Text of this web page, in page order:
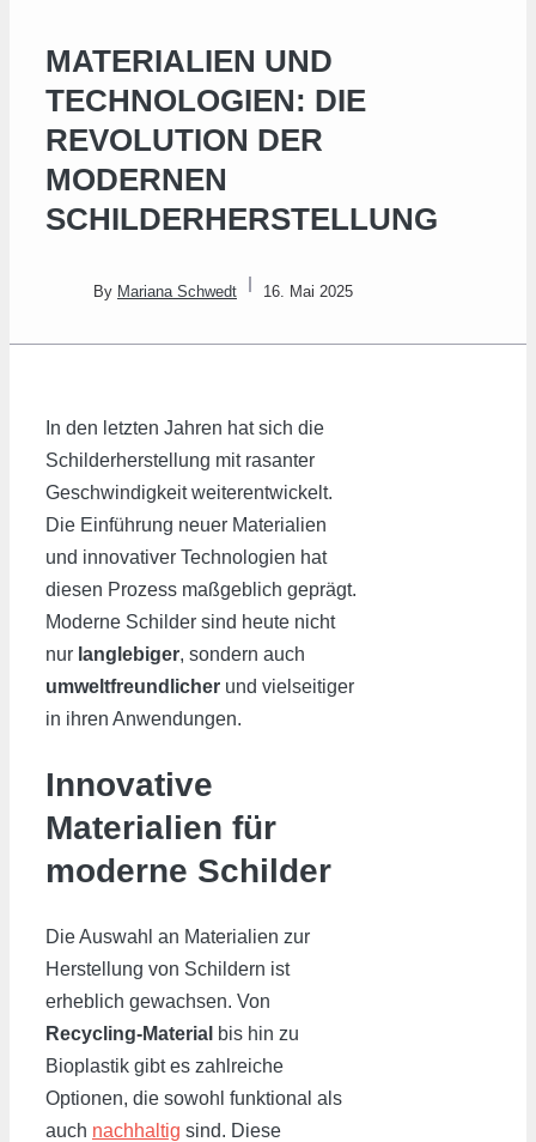
MATERIALIEN UND
TECHNOLOGIEN: DIE
REVOLUTION DER
MODERNEN
SCHILDERHERSTELLUNG
By Mariana Schwedt 16. Mai 2025
In den letzten Jahren hat sich die
Schilderherstellung mit rasanter
Geschwindigkeit weiterentwickelt.
Die Einführung neuer Materialien
und innovativer Technologien hat
diesen Prozess maßgeblich geprägt.
Moderne Schilder sind heute nicht
nur langlebiger, sondern auch
umweltfreundlicher und vielseitiger
in ihren Anwendungen.
Innovative
Materialien für
moderne Schilder
Die Auswahl an Materialien zur
Herstellung von Schildern ist
erheblich gewachsen. Von
Recycling-Material bis hin zu
Bioplastik gibt es zahlreiche
Optionen, die sowohl funktional als
auch nachhaltig sind. Diese